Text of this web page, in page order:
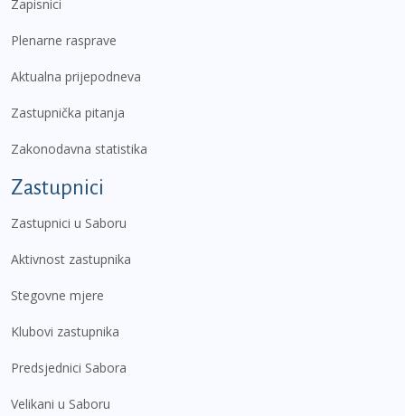
Zapisnici
Plenarne rasprave
Aktualna prijepodneva
Zastupnička pitanja
Zakonodavna statistika
Zastupnici
Zastupnici u Saboru
Aktivnost zastupnika
Stegovne mjere
Klubovi zastupnika
Predsjednici Sabora
Velikani u Saboru